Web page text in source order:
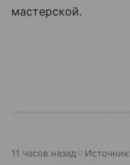
мастерской.
11 часов назад Источник: